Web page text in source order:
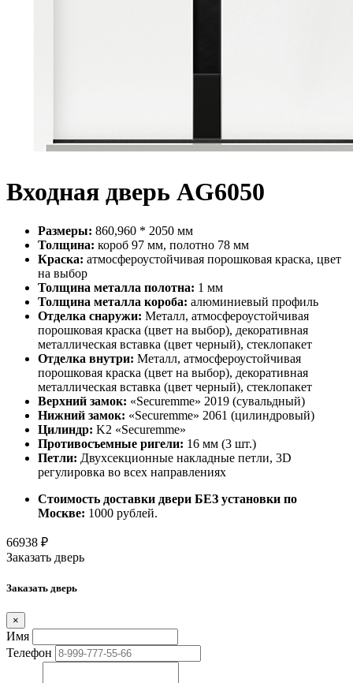
Входная дверь AG6050
Размеры: 860,960 * 2050 мм
Толщина: короб 97 мм, полотно 78 мм
Краска: атмосфероустойчивая порошковая краска, цвет
на выбор
Толщина металла полотна: 1 мм
Толщина металла короба: алюминиевый профиль
Отделка снаружи: Металл, атмосфероустойчивая
порошковая краска (цвет на выбор), декоративная
металлическая вставка (цвет черный), стеклопакет
Отделка внутри: Металл, атмосфероустойчивая
порошковая краска (цвет на выбор), декоративная
металлическая вставка (цвет черный), стеклопакет
Верхний замок: «Securemme» 2019 (сувальдный)
Нижний замок: «Securemme» 2061 (цилиндровый)
Цилиндр: K2 «Securemme»
Противосъемные ригели: 16 мм (3 шт.)
Петли: Двухсекционные накладные петли, 3D
регулировка во всех направлениях
Стоимость доставки двери БЕЗ установки по
Москве: 1000 рублей.
66938 ₽
Заказать дверь
Заказать дверь
×
Имя
Телефон